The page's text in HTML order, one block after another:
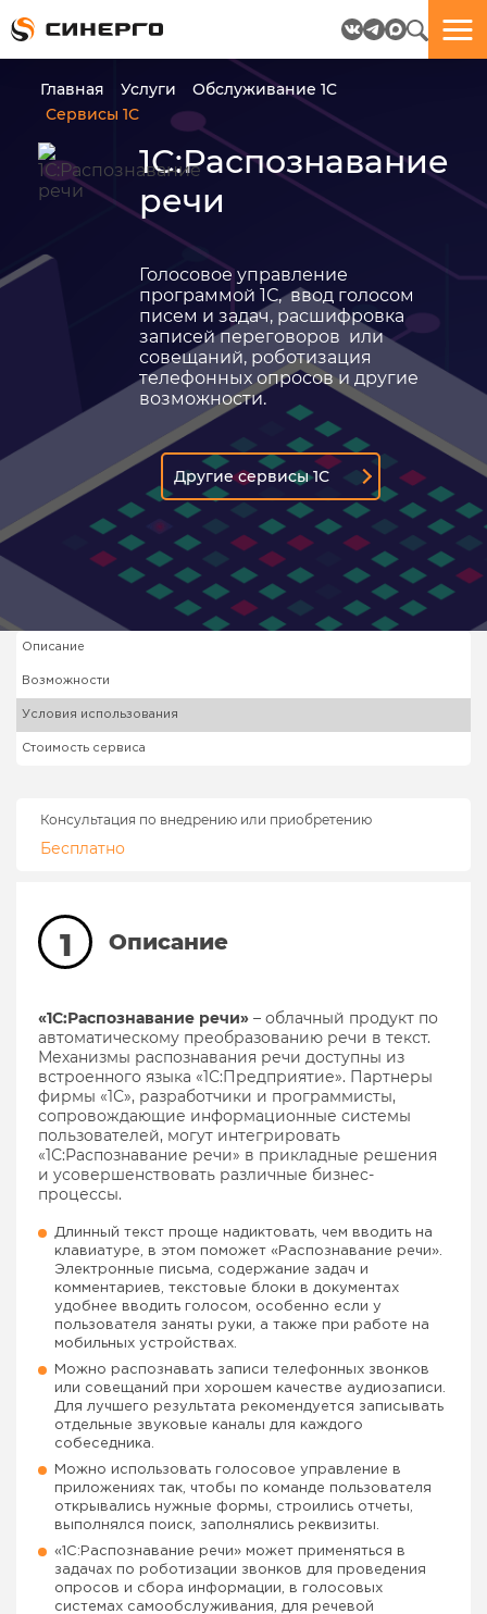
Главная Услуги
Обслуживание 1C
Сервисы 1С
1С:Распознавание
речи
Голосовое управление
программой 1С, ввод голосом
писем и задач, расшифровка
записей переговоров или
совещаний, роботизация
телефонных опросов и другие
возможности.
Другие сервисы 1С
1 Описание
«1С:Распознавание речи» – облачный продукт по
автоматическому преобразованию речи в текст.
Механизмы распознавания речи доступны из
встроенного языка «1С:Предприятие». Партнеры
фирмы «1С», разработчики и программисты,
сопровождающие информационные системы
пользователей, могут интегрировать
«1С:Распознавание речи» в прикладные решения
и усовершенствовать различные бизнес-
процессы.
Длинный текст проще надиктовать, чем вводить на
клавиатуре, в этом поможет «Распознавание речи».
Электронные письма, содержание задач и
комментариев, текстовые блоки в документах
удобнее вводить голосом, особенно если у
пользователя заняты руки, а также при работе на
мобильных устройствах.
Можно распознавать записи телефонных звонков
или совещаний при хорошем качестве аудиозаписи.
Для лучшего результата рекомендуется записывать
отдельные звуковые каналы для каждого
собеседника.
Можно использовать голосовое управление в
приложениях так, чтобы по команде пользователя
открывались нужные формы, строились отчеты,
выполнялся поиск, заполнялись реквизиты.
«1С:Распознавание речи» может применяться в
задачах по роботизации звонков для проведения
опросов и сбора информации, в голосовых
системах самообслуживания, для речевой
Описание
Возможности
Условия использования
Стоимость сервиса
Консультация по внедрению или приобретению
Бесплатно
Отлично!
Данные
успешно
отправлены.
посмотрите
Ведь
многие
любят
Отлично!
Бриф
отправлен.